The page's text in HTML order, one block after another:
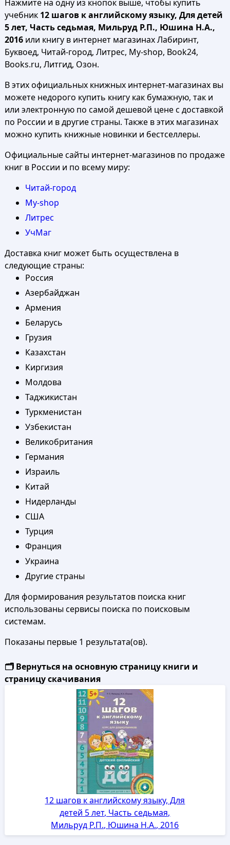
Нажмите на одну из кнопок выше, чтобы купить
учебник 12 шагов к английскому языку, Для детей
5 лет, Часть седьмая, Мильруд Р.П., Юшина Н.А.,
2016или книгу в интернет магазинах Лабиринт,
Буквоед, Читай-город, Литрес, My-shop, Book24,
Books.ru, Литгид, Озон.
В этих официальных книжных интернет-магазинах вы
можете недорого купить книгу как бумажную, так и
или электронную по самой дешевой цене с доставкой
по России и в другие страны. Также в этих магазинах
можно купить книжные новинки и бестселлеры.
Официальные сайты интернет-магазинов по продаже
книг в России и по всему миру:
Читай-город
My-shop
Литрес
УчМаг
Доставка книг может быть осуществлена в
следующие страны:
Россия
Азербайджан
Армения
Беларусь
Грузия
Казахстан
Киргизия
Молдова
Таджикистан
Туркменистан
Узбекистан
Великобритания
Германия
Израиль
Китай
Нидерланды
США
Турция
Франция
Украина
Другие страны
Для формирования результатов поиска книг
использованы сервисы поиска по поисковым
системам.
Показаны первые 1 результата(ов).
🗂️ Вернуться на основную страницу книги и
страницу скачивания
12 шагов к английскому языку, Для
детей 5 лет, Часть седьмая,
Мильруд Р.П., Юшина Н.А., 2016